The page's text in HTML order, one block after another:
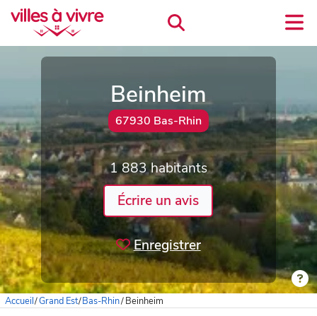
Beinheim
67930 Bas-Rhin
1 883 habitants
Écrire un avis
Enregistrer
Accueil/Grand Est/Bas-Rhin/Beinheim